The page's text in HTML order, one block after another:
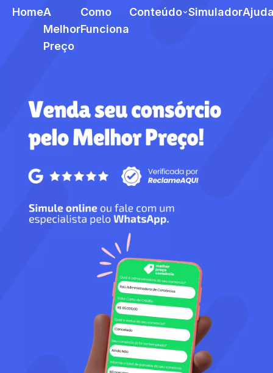
HomeA
Melhor
Preço
Como
Funciona
Conteúdo Simulador